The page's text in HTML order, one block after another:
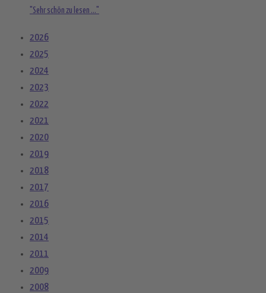
"Sehr schön zu lesen ..."
2026
2025
2024
2023
2022
2021
2020
2019
2018
2017
2016
2015
2014
2011
2009
2008